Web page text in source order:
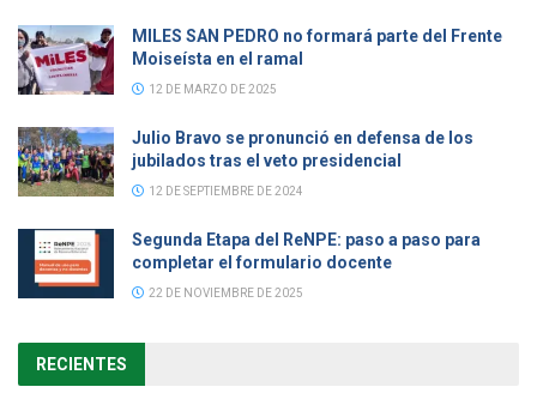
MILES SAN PEDRO no formará parte del Frente
Moiseísta en el ramal
12 DE MARZO DE 2025
Julio Bravo se pronunció en defensa de los
jubilados tras el veto presidencial
12 DE SEPTIEMBRE DE 2024
Segunda Etapa del ReNPE: paso a paso para
completar el formulario docente
22 DE NOVIEMBRE DE 2025
RECIENTES